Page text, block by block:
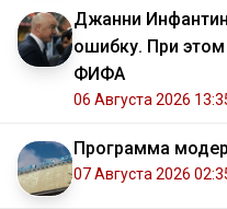
Джанни
ошибку. При
ФИФА
06 Августа 2026
Программа
07 Августа 2026